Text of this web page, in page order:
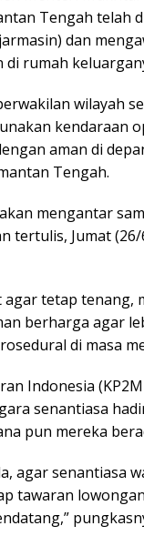
Tengah telah
dan
rumah
wilayah
kendaraan
aman di
Tengah.
mengantar
tertulis, Jumat
tetap tenang,
berharga agar
di masa
Indonesia
senantiasa
pun mereka
agar senantiasa
tawaran